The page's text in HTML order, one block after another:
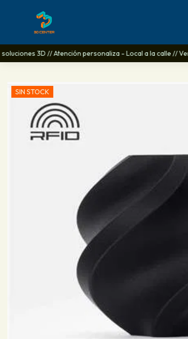
3D // Atención personaliza - Local a la calle //
SIN STOCK